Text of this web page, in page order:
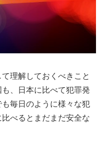
理解しておくべきこと
、日本に比べて犯罪発
毎日のように様々な犯
べるとまだまだ安全な